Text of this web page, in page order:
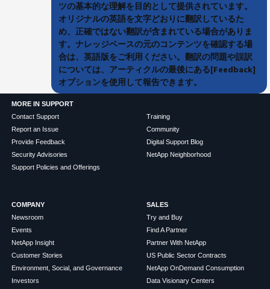
ツの基本的な理解を目的として提供されています。
オリジナルの英語を文字どおりに翻訳しているた
め、正確ではない翻訳が含まれている場合がありま
す。ナレッジベースの元のコンテンツを確認する場
合は、英語版をご利用ください。翻訳の問題や誤訳
については、アーティクルの最後にある[Feedback]
オプションを使用して報告できます。
MORE IN SUPPORT
Contact Support
Report an Issue
Provide Feedback
Security Advisories
Support Policies and Offerings
Training
Community
Digital Support Blog
NetApp Neighborhood
COMPANY
Newsroom
Events
NetApp Insight
Customer Stories
Environment, Social, and Governance
Investors
SALES
Try and Buy
Find A Partner
Partner With NetApp
US Public Sector Contracts
NetApp OnDemand Consumption
Data Visionary Centers